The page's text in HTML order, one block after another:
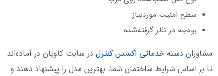
سطح امنیت موردنیاز
بودجه در نظر گرفته‌شده
مشاوران دسته خدماتی اکسس کنترل در سایت کاویان در آماده‌اند
تا بر اساس شرایط ساختمان شما، بهترین مدل را پیشنهاد دهند و